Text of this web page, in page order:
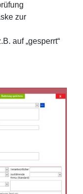
zur
auf „gesperrt“